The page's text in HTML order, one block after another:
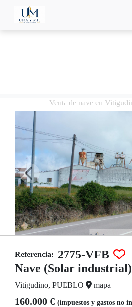
Venta de nave en
Referencia: 2775-VFB
Nave (Solar
Vitigudino, PUEBLO mapa
160.000 € (impuestos y gastos no